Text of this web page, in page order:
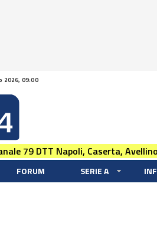
2026, 09:00
79 DTT Napoli, Caserta,
FORUM SERIE A